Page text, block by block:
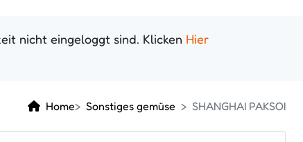
nicht eingeloggt sind. Klicken Hier
Home Sonstiges gemüse SHANGHAI PAKSOI